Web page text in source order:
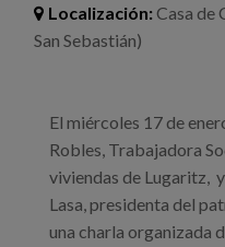
Localización:Casa de
San Sebastián)
El miércoles 17 de
Robles, Trabajadora
viviendas de Lugaritz,
Lasa, presidenta del
una charla organizada